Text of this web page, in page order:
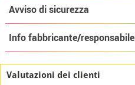
Avviso di sicurezza
Info fabbricante/responsabile
Valutazioni dei clienti